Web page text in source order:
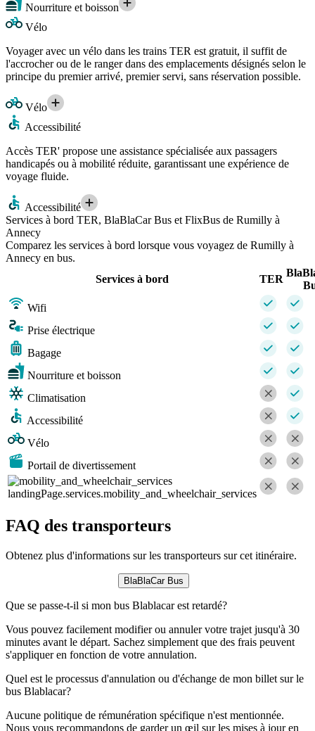
Nourriture et boisson
Vélo
Voyager avec un vélo dans les trains TER est gratuit, il suffit de
l'accrocher ou de le ranger dans des emplacements désignés selon le
principe du premier arrivé, premier servi, sans réservation possible.
Vélo
Accessibilité
Accès TER' propose une assistance spécialisée aux passagers
handicapés ou à mobilité réduite, garantissant une expérience de
voyage fluide.
Accessibilité
Services à bord TER, BlaBlaCar Bus et FlixBus de Rumilly à
Annecy
Comparez les services à bord lorsque vous voyagez de Rumilly à
Annecy en bus.
Services à bord
TER
Wifi
Prise électrique
Bagage
Nourriture et boisson
Climatisation
Accessibilité
Vélo
Portail de divertissement
landingPage.services.mobility_and_wheelchair_services
FAQ des transporteurs
Obtenez plus d'informations sur les transporteurs sur cet itinéraire.
BlaBlaCar Bus
Que se passe-t-il si mon bus Blablacar est retardé?
Vous pouvez facilement modifier ou annuler votre trajet jusqu'à 30
minutes avant le départ. Sachez simplement que des frais peuvent
s'appliquer en fonction de votre annulation.
Quel est le processus d'annulation ou d'échange de mon billet sur le
bus Blablacar?
Aucune politique de rémunération spécifique n'est mentionnée.
Nous vous recommandons de garder un œil sur les mises à jour en